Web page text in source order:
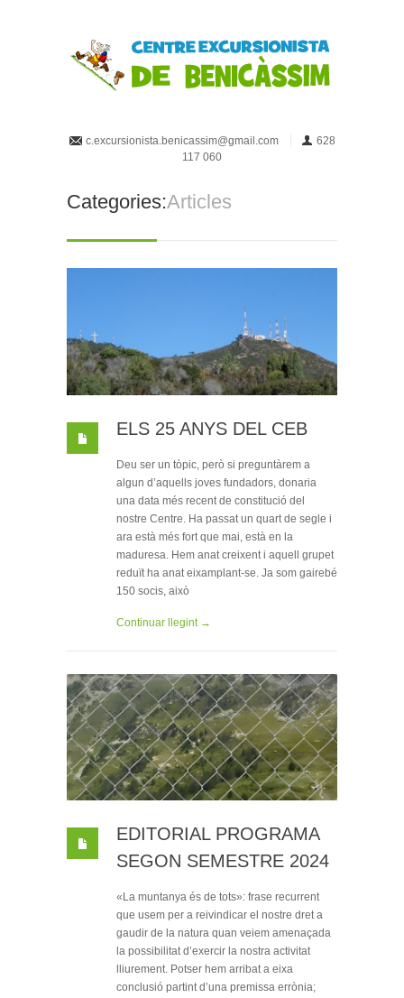
c.excursionista.benicassim@gmail.com
628
117 060
Categories:Articles
ELS 25 ANYS DEL CEB
Deu ser un tòpic, però si preguntàrem a
algun d’aquells joves fundadors, donaria
una data més recent de constitució del
nostre Centre. Ha passat un quart de segle i
ara està més fort que mai, està en la
maduresa. Hem anat creixent i aquell grupet
reduït ha anat eixamplant-se. Ja som gairebé
150 socis, això
Continuar llegint →
EDITORIAL PROGRAMA
SEGON SEMESTRE 2024
«La muntanya és de tots»: frase recurrent
que usem per a reivindicar el nostre dret a
gaudir de la natura quan veiem amenaçada
la possibilitat d’exercir la nostra activitat
lliurement. Potser hem arribat a eixa
conclusió partint d’una premissa errònia;